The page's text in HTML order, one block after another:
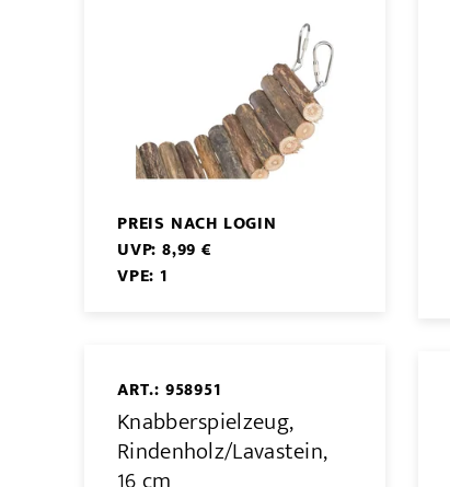
PREIS NACH LOGIN
UVP: 8,99 €
VPE: 1
ART.: 958951
Knabberspielzeug,
Rindenholz/Lavastein,